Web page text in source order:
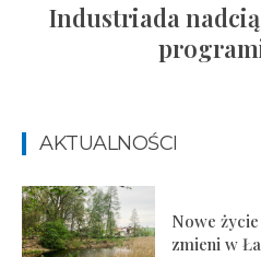
Industriada
AKTUALNOŚCI
Nowe
zmieni w